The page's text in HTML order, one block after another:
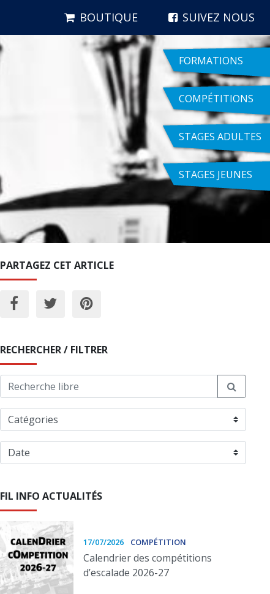
BOUTIQUE SUIVEZ NOUS
FORMATIONS
COMPÉTITIONS
STAGES ADULTES
STAGES JEUNES
PARTAGEZ CET ARTICLE
RECHERCHER / FILTRER
FIL INFO ACTUALITÉS
17/07/2026 COMPÉTITION
Calendrier des compétitions
d’escalade 2026-27